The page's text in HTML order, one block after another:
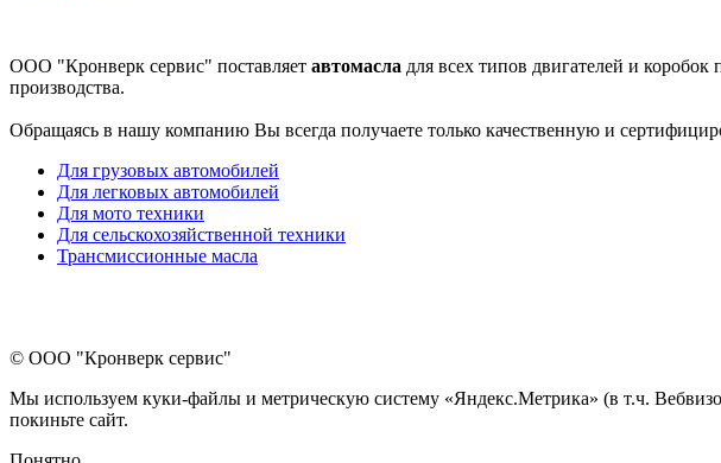
ООО "Кронверк сервис" поставляет автомасла для всех типов двигателей и
производства.
Обращаясь в нашу компанию Вы всегда получаете только качественную и
Для грузовых автомобилей
Для легковых автомобилей
Для мото техники
Для сельскохозяйственной техники
Трансмиссионные масла
© ООО "Кронверк сервис"
Мы используем куки-файлы и метрическую систему «Яндекс.Метрика» (в т.ч.
покиньте сайт.